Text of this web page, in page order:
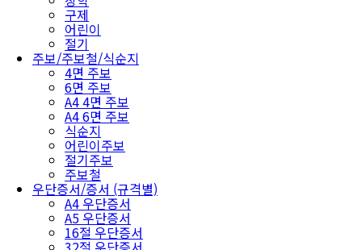
구제
어린이
절기
주보/주보철/식순지
4면 주보
6면 주보
A4 4면 주보
A4 6면 주보
식순지
어린이주보
절기주보
주보철
우단증서/증서 (규격별)
A4 우단증서
A5 우단증서
16절 우단증서